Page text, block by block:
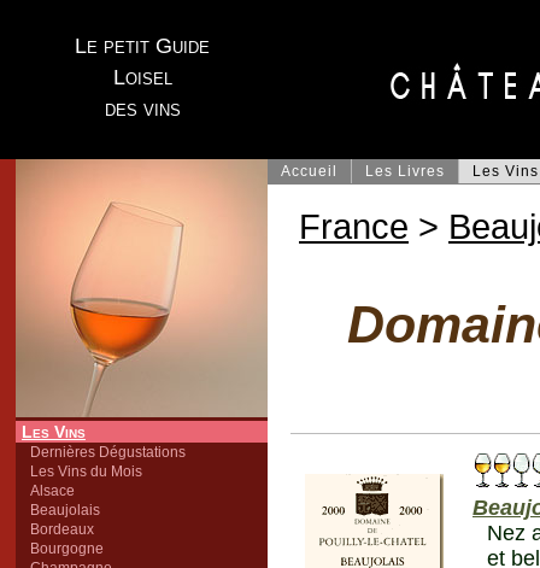
Le petit Guide
Loisel
des vins
Les Vins
Dernières Dégustations
Les Vins du Mois
Alsace
Beaujolais
Bordeaux
Bourgogne
Accueil Les Livres Les Vins
France >
Nez
et